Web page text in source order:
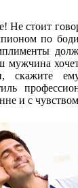
Не стоит
по
мужчина
скажите
и с